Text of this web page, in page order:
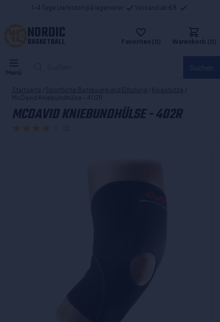
1-4 Tage Lieferzeit på lagervarer Versand ab €8
NORDIC
BASKETBALL Favoriten (0) Warenkorb (0)
Menü
Startseite / Sportliche Betreuung und Erholung / Kniestütze /
McDavid Kniebundhülse - 402R
MCDAVID KNIEBUNDHÜLSE - 402R